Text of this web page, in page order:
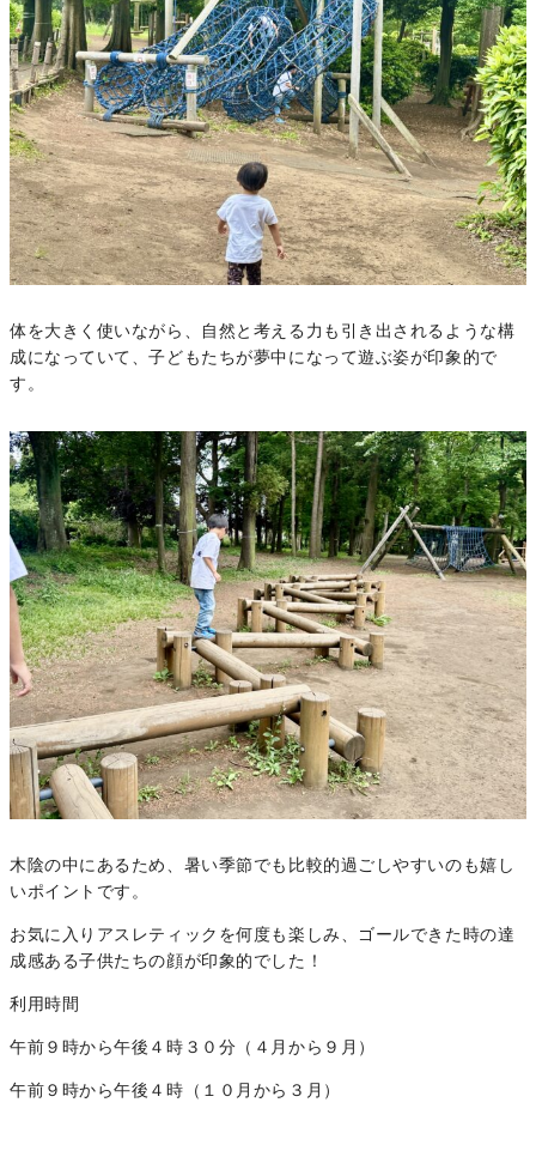
体を大きく使いながら、自然と考える力も引き出されるような構
成になっていて、子どもたちが夢中になって遊ぶ姿が印象的で
す。
木陰の中にあるため、暑い季節でも比較的過ごしやすいのも嬉し
いポイントです。
お気に入りアスレティックを何度も楽しみ、ゴールできた時の達
成感ある子供たちの顔が印象的でした！
利用時間
午前９時から午後４時３０分（４月から９月）
午前９時から午後４時（１０月から３月）